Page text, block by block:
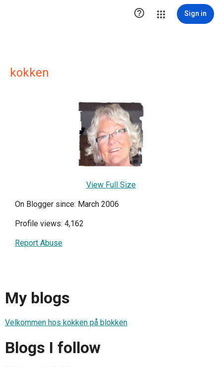
 Sign in
kokken
View Full Size
On Blogger since: March 2006
Profile views: 4,162
Report Abuse
My blogs
Velkommen hos kokken på blokken
Blogs I follow